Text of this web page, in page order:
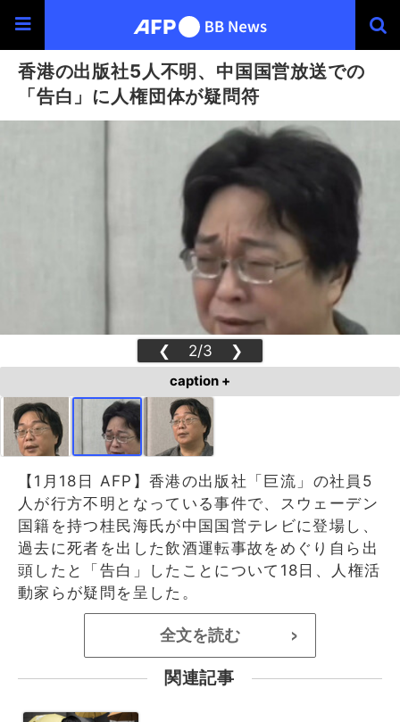
香港の出版社5人不明、中国国営放送での
「告白」に人権団体が疑問符
❮ 2/3 ❯
caption +
【1月18日 AFP】香港の出版社「巨流」の社員5
人が行方不明となっている事件で、スウェーデン
国籍を持つ桂民海氏が中国国営テレビに登場し、
過去に死者を出した飲酒運転事故をめぐり自ら出
頭したと「告白」したことについて18日、人権活
動家らが疑問を呈した。
全文を読む >
関連記事